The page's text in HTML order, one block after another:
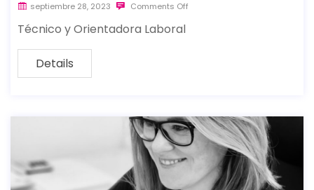
septiembre 28, 2023 Comments Off
Técnico y Orientadora Laboral
Details